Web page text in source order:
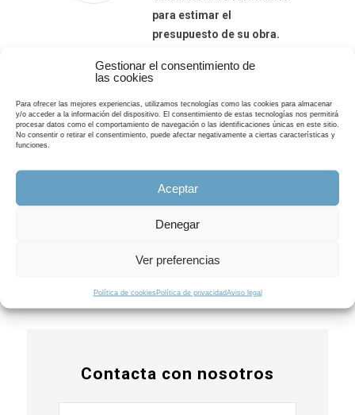
Gestionar el consentimiento de
las cookies
Para ofrecer las mejores experiencias, utilizamos tecnologías como las cookies para almacenar
y/o acceder a la información del dispositivo. El consentimiento de estas tecnologías nos permitirá
procesar datos como el comportamiento de navegación o las identificaciones únicas en este sitio.
No consentir o retirar el consentimiento, puede afectar negativamente a ciertas características y
funciones.
Aceptar
Denegar
Ver preferencias
Política de cookies Política de privacidadAviso legal
para estimar el
presupuesto de su obra.
SOLICITAR PRESUPUESTO
Estamos a tu disposición de lunes a
sábado de: 09:00 h a 21:00 h
625 739 853
Contacta con nosotros